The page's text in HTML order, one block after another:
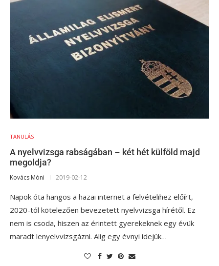
TANULÁS
A nyelvvizsga rabságában – két hét külföld majd
megoldja?
Kovács Móni 2019-02-12
Napok óta hangos a hazai internet a felvételihez előírt,
2020-tól kötelezően bevezetett nyelvvizsga hírétől. Ez
nem is csoda, hiszen az érintett gyerekeknek egy évük
maradt lenyelvvizsgázni. Alig egy évnyi idejük…